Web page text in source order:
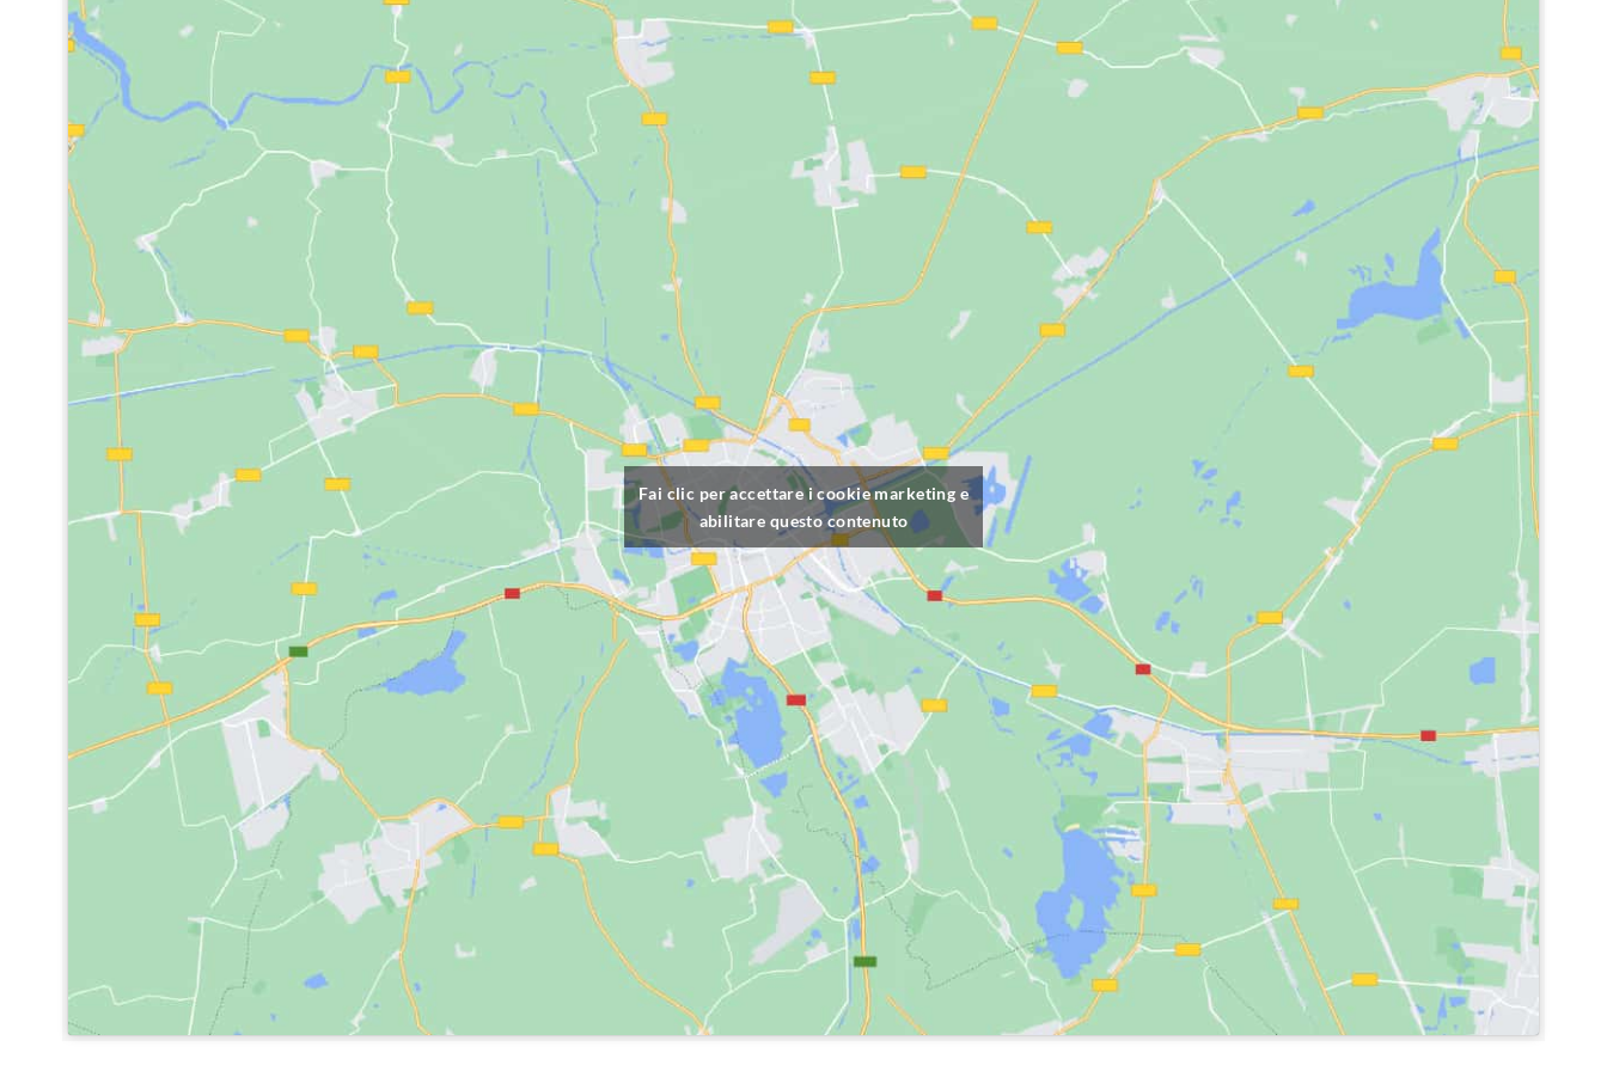
Fai clic per accettare i cookie marketing e
abilitare questo contenuto